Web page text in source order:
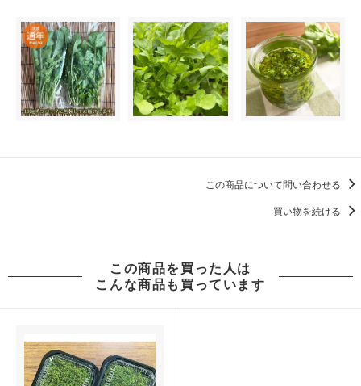
この商品について問い合わせる
買い物を続ける
この商品を買った人は
こんな商品も買っています